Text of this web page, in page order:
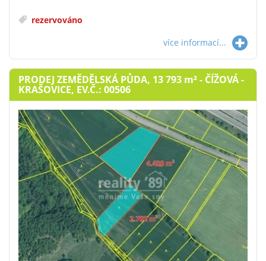
rezervováno
více informací...
PRODEJ ZEMĚDĚLSKÁ PŮDA, 13 793 m²- ČÍŽOVÁ -
KRAŠOVICE, EV.Č.: 00506